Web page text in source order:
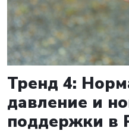
Тренд 4:
давление и
поддержки в